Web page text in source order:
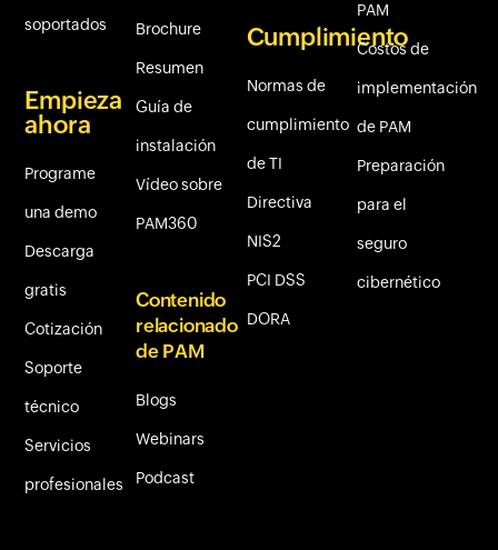
soportados
Empieza
ahora
Programe
una demo
Descarga
gratis
Cotización
Soporte
técnico
Servicios
profesionales
Brochure
Resumen
Guía de
instalación
Vídeo sobre
PAM360
Contenido
relacionado
de PAM
Blogs
Webinars
Podcast
Cumplimiento
Normas de
cumplimiento
de TI
Directiva
NIS2
PCI DSS
DORA
PAM
Costos de
implementación
de PAM
Preparación
para el
seguro
cibernético